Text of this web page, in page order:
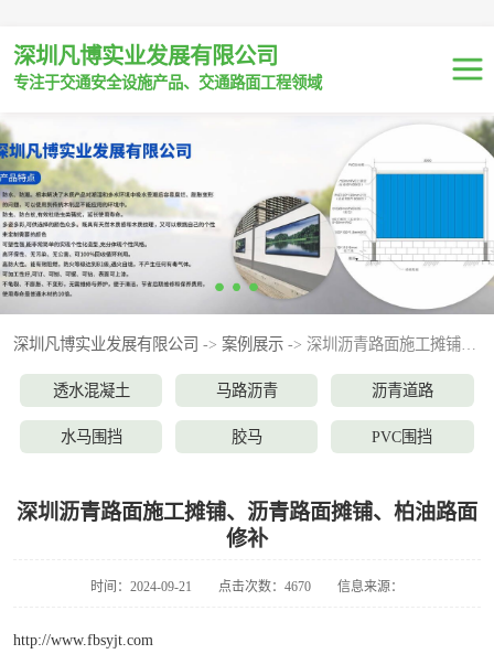
深圳凡博实业发展有限公司
专注于交通安全设施产品、交通路面工程领域
深圳凡博实业发展有限公司 -> 案例展示 -> 深圳沥青路面施工摊铺、沥青路面摊铺、柏油路面修补
透水混凝土 马路沥青 沥青道路
水马围挡 胶马 PVC围挡
沥青工程
深圳沥青路面施工摊铺、沥青路面摊铺、柏油路面
修补
时间：2024-09-21 点击次数：4670 信息来源：
http://www.fbsyjt.com
透水混凝土
马路沥青
沥青道路
水马围挡
胶马
PVC围挡
塑料护栏
铁马护栏